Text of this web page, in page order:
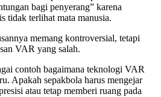
bagi penyerang” karena
tidak terlihat mata manusia.
memang kontroversial, tetapi
VAR yang salah.
contoh bagaimana teknologi VAR
Apakah sepakbola harus mengejar
atau tetap memberi ruang pada